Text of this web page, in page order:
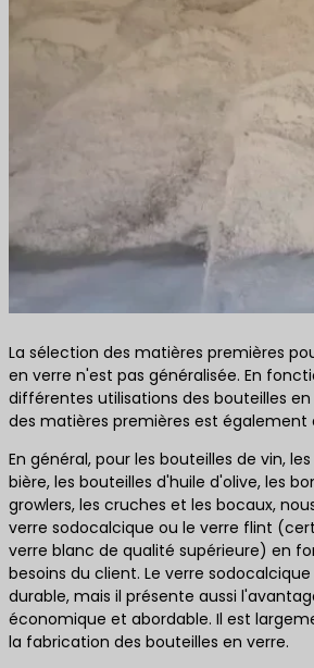
La sélection des matières premières
en verre n'est pas généralisée. En
différentes utilisations des bouteilles en
des matières premières est également
En général, pour les bouteilles de vin,
bière, les bouteilles d'huile d'olive, les
growlers, les cruches et les bocaux,
verre sodocalcique ou le verre flint
verre blanc de qualité supérieure) en
besoins du client. Le verre
durable, mais il présente aussi
économique et abordable. Il est
la fabrication des bouteilles en verre.